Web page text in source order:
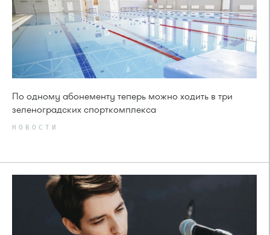
По одному абонементу теперь можно ходить в три
зеленоградских спорткомплекса
НОВОСТИ